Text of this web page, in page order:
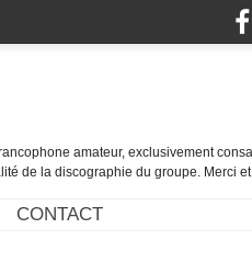
amateur, exclusivement
de la discographie du groupe. Merci
CONTACT